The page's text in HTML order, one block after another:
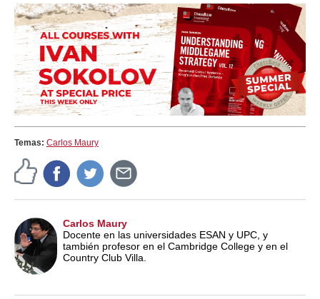
Temas: Carlos Maury
Carlos Maury
Docente en las universidades ESAN y UPC, y
también profesor en el Cambridge College y en el
Country Club Villa.